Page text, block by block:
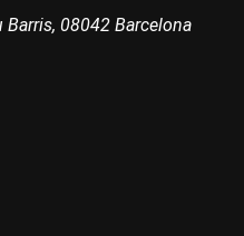
Barris, 08042 Barcelona